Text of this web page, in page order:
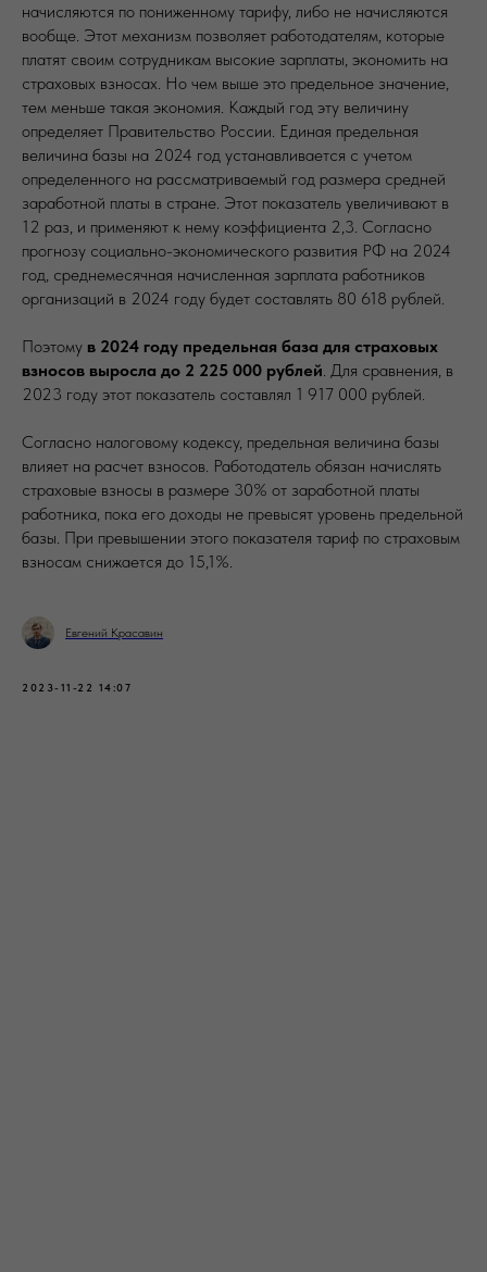
начисляются по пониженному тарифу, либо не начисляются
вообще. Этот механизм позволяет работодателям, которые
платят своим сотрудникам высокие зарплаты, экономить на
страховых взносах. Но чем выше это предельное значение,
тем меньше такая экономия. Каждый год эту величину
определяет Правительство России. Единая предельная
величина базы на 2024 год устанавливается с учетом
определенного на рассматриваемый год размера средней
заработной платы в стране. Этот показатель увеличивают в
12 раз, и применяют к нему коэффициента 2,3. Согласно
прогнозу социально-экономического развития РФ на 2024
год, среднемесячная начисленная зарплата работников
организаций в 2024 году будет составлять 80 618 рублей.
Поэтому в 2024 году предельная база для страховых
взносов выросла до 2 225 000 рублей. Для сравнения, в
2023 году этот показатель составлял 1 917 000 рублей.
Согласно налоговому кодексу, предельная величина базы
влияет на расчет взносов. Работодатель обязан начислять
страховые взносы в размере 30% от заработной платы
работника, пока его доходы не превысят уровень предельной
базы. При превышении этого показателя тариф по страховым
взносам снижается до 15,1%.
Евгений Красавин
2023-11-22 14:07